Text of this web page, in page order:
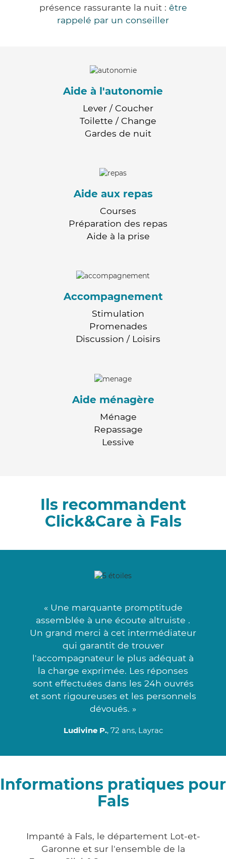
présence rassurante la nuit : être
rappelé par un conseiller
Aide à l'autonomie
Lever / Coucher
Toilette / Change
Gardes de nuit
Aide aux repas
Courses
Préparation des repas
Aide à la prise
Accompagnement
Stimulation
Promenades
Discussion / Loisirs
Aide ménagère
Ménage
Repassage
Lessive
Ils recommandent
Click&Care à Fals
« Une marquante promptitude
assemblée à une écoute altruiste .
Un grand merci à cet intermédiateur
qui garantit de trouver
l'accompagnateur le plus adéquat à
la charge exprimée. Les réponses
sont effectuées dans les 24h ouvrés
et sont rigoureuses et les personnels
dévoués. »
Ludivine P., 72 ans, Layrac
Informations pratiques pour
Fals
Impanté à Fals, le département Lot-et-
Garonne et sur l'ensemble de la